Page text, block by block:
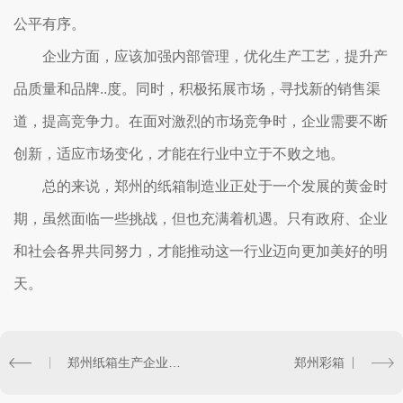
公平有序。
企业方面，应该加强内部管理，优化生产工艺，提升产
品质量和品牌..度。同时，积极拓展市场，寻找新的销售渠
道，提高竞争力。在面对激烈的市场竞争时，企业需要不断
创新，适应市场变化，才能在行业中立于不败之地。
总的来说，郑州的纸箱制造业正处于一个发展的黄金时
期，虽然面临一些挑战，但也充满着机遇。只有政府、企业
和社会各界共同努力，才能推动这一行业迈向更加美好的明
天。
郑州彩箱